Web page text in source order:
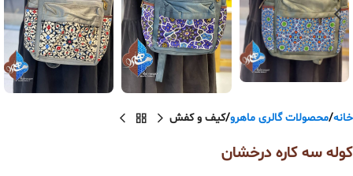
خانه محصولات گالری ماهرو کیف و کفش
کوله سه کاره درخشان